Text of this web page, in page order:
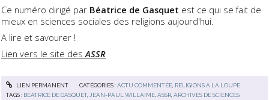
Ce numéro dirigé par Béatrice de Gasquet est ce qui se fait de
mieux en sciences sociales des religions aujourd'hui.
A lire et savourer !
Lien vers le site desASSR
LIEN PERMANENT CATÉGORIES :ACTU COMMENTÉE, RELIGIONS À LA LOUPE
TAGS : BÉATRICE DE GASQUET, JEAN-PAUL WILLAIME ,ASSR ,ARCHIVES DE SCIENCES